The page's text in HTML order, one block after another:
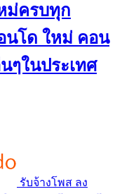
ม่ครบทุก
นโด ใหม่ คอน
ๆในประเทศ
รับจ้างโพส ลง